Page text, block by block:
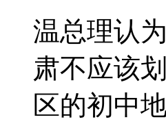
温总理认
肃不应该
区的初中